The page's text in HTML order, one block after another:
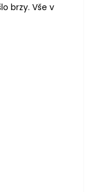
brzy. Vše v
5 hvězdiček.
5 hvězdiček.